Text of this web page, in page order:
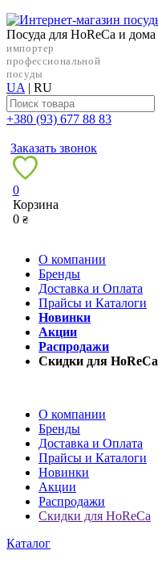
Посуда для HoReCa и дома
импортер
профессиональной
посуды
UA | RU
+38‎0 (93) 677 88 83
Заказать звонок
0
Корзина
0 ₴
О компании
Бренды
Доставка и Оплата
Прайсы и Каталоги
Новинки
Акции
Распродажи
Скидки для HoReCa
О компании
Бренды
Доставка и Оплата
Прайсы и Каталоги
Новинки
Акции
Распродажи
Скидки для HoReCa
Каталог